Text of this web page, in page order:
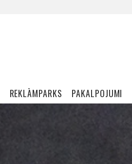
REKLĀMPARKS PAKALPOJUMI